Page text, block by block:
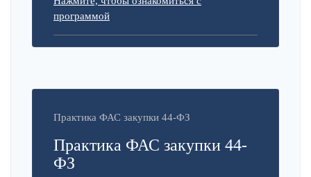
программой
Практика ФАС закупки 44-ФЗ
Практика ФАС закупки 44-
ФЗ